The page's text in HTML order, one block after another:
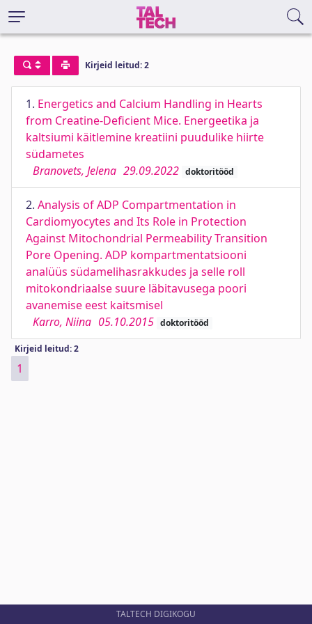
Kirjeid leitud: 2
1. Energetics and Calcium Handling in Hearts
from Creatine-Deficient Mice. Energeetika ja
kaltsiumi käitlemine kreatiini puudulike hiirte
südametes
Branovets, Jelena 29.09.2022 doktoritööd
2. Analysis of ADP Compartmentation in
Cardiomyocytes and Its Role in Protection
Against Mitochondrial Permeability Transition
Pore Opening. ADP kompartmentatsiooni
analüüs südamelihasrakkudes ja selle roll
mitokondriaalse suure läbitavusega poori
avanemise eest kaitsmisel
Karro, Niina 05.10.2015 doktoritööd
Kirjeid leitud: 2
1
TALTECH DIGIKOGU